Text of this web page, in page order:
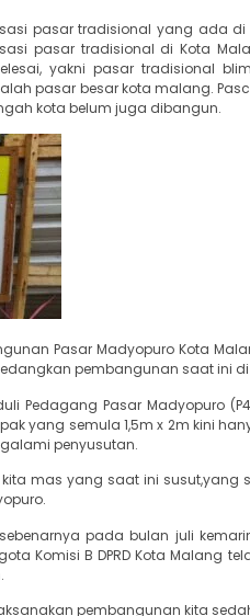
pasar tradisional yang ada
pasar tradisional di Kota
yakni pasar tradisional
pasar besar kota malang.
kota belum juga dibangun.
Pasar Madyopuro Kota
pembangunan saat ini
Pedagang Pasar
yang semula 1,5m x 2m kini
penyusutan.
mas yang saat ini susut,yang
pada bulan juli
Komisi B DPRD Kota Malang
pembangunan kita